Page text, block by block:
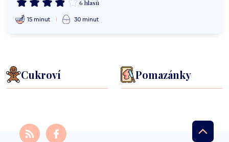
6 hlasů
15 minut 30 minut
Cukroví Pomazánky